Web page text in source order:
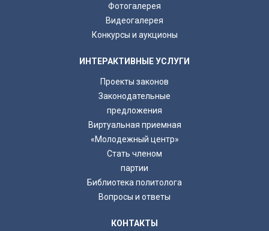
Фотогалерея
Видеогалерея
Конкурсы и аукционы
ИНТЕРАКТИВНЫЕ УСЛУГИ
Проекты законов
Законодательные
предложения
Виртуальная приемная
«Молодежный центр»
Стать членом
партии
Библиотека политолога
Вопросы и ответы
КОНТАКТЫ